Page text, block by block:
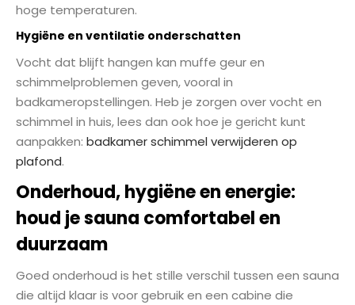
hoge temperaturen.
Hygiëne en ventilatie onderschatten
Vocht dat blijft hangen kan muffe geur en
schimmelproblemen geven, vooral in
badkameropstellingen. Heb je zorgen over vocht en
schimmel in huis, lees dan ook hoe je gericht kunt
aanpakken: badkamer schimmel verwijderen op
plafond.
Onderhoud, hygiëne en energie:
houd je sauna comfortabel en
duurzaam
Goed onderhoud is het stille verschil tussen een sauna
die altijd klaar is voor gebruik en een cabine die